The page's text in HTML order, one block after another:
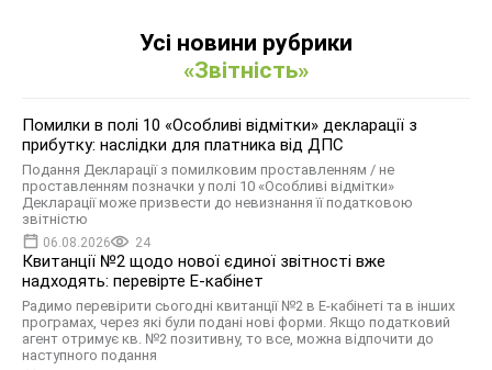
Усі новини рубрики
«Звітність»
Помилки в полі 10 «Особливі відмітки» декларації з
прибутку: наслідки для платника від ДПС
Подання Декларації з помилковим проставленням / не
проставленням позначки у полі 10 «Особливі відмітки»
Декларації може призвести до невизнання її податковою
звітністю
06.08.2026 24
Квитанції №2 щодо нової єдиної звітності вже
надходять: перевірте Е-кабінет
Радимо перевірити сьогодні квитанції №2 в Е-кабінеті та в інших
програмах, через які були подані нові форми. Якщо податковий
агент отримує кв. №2 позитивну, то все, можна відпочити до
наступного подання